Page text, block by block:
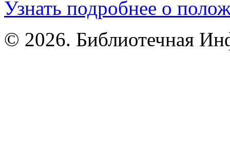
Узнать подробнее о
© 2026. Библиотечная